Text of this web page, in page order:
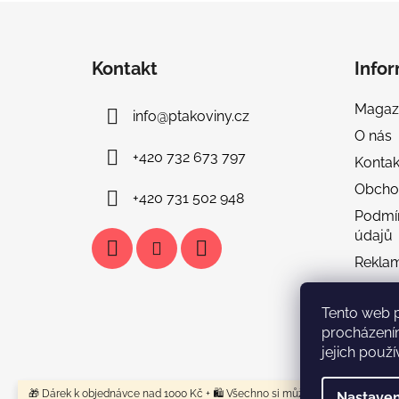
Tento web
jejich
🎁 Dárek k objednávce nad 1000 Kč + 🛍️ Všechno si můžeš vyzkoušet u nás
Kontakt
info@ptakoviny.cz
+420 732 673 797
+420 731 502 948
O nás
údajů
FAQ